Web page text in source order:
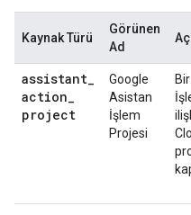
Kaynak Türü
Görünen
Ad
assistant_
action_
project
Google
Asistan
İşlem
Projesi